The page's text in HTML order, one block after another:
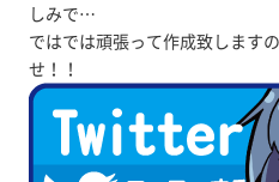
しみで…
ではでは頑張って作成致します
せ！！